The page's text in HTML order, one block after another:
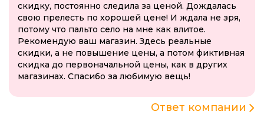
скидку, постоянно следила за ценой. Дождалась
свою прелесть по хорошей цене! И ждала не зря,
потому что пальто село на мне как влитое.
Рекомендую ваш магазин. Здесь реальные
скидки, а не повышение цены, а потом фиктивная
скидка до первоначальной цены, как в других
магазинах. Спасибо за любимую вещь!
Ответ компании